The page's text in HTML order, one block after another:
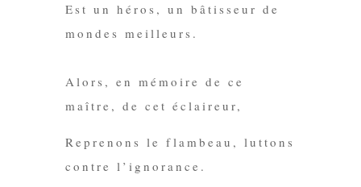
Est un héros, un bâtisseur de
mondes meilleurs.
Alors, en mémoire de ce
maître, de cet éclaireur,
Re prenons le flambeau, luttons
contre l’ignorance.